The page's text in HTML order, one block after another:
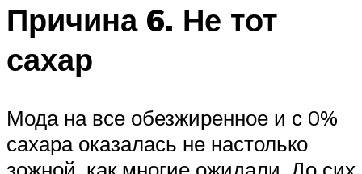
Причина 6. Не тот
сахар
Мода на все обезжиренное и с 0%
сахара оказалась не настолько